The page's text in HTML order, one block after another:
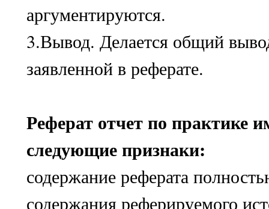
аргументируются.
3.Вывод. Делается общий
заявленной в реферате.
Реферат отчет по практике
следующие признаки:
содержание реферата
содержания реферируемого